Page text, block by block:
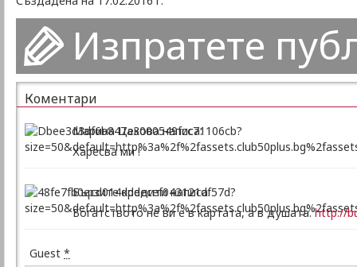
Изпратете
Коментари
Марина Цекова написа:
Харесва ми !
Бързите кредити написа:
Богатството не ви е в картата, а в душата.http://
Guest *